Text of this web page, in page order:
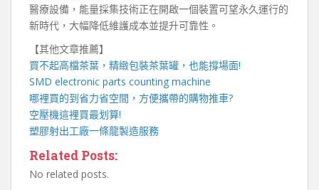
醫療設備，能量採集技術正在開啟一個裝置可望永久運行的
新時代，大幅降低維護成本並提升可靠性。
【其他文章推薦】
買不起高檔茶葉，精緻包裝茶葉罐 ，也能撐場面!
SMD electronic parts counting machine
哪裡買的到省力省空間，方便攜帶的購物推車?
空壓機這裡買最划算!
塑膠射出工廠一條龍製造服務
Related Posts:
No related posts.